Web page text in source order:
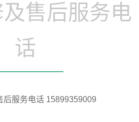
售后服务电
话
后服务电话 15899359009